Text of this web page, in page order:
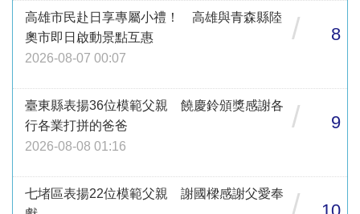
高雄市民赴日享專屬小禮！ 高雄與青森縣陸
奧市即日啟動景點互惠
2026-08-07 00:07
/ 8
臺東縣表揚36位模範父親 饒慶鈴頒獎感謝各
行各業打拼的爸爸
2026-08-08 01:16
/ 9
七堵區表揚22位模範父親 謝國樑感謝父愛奉
/